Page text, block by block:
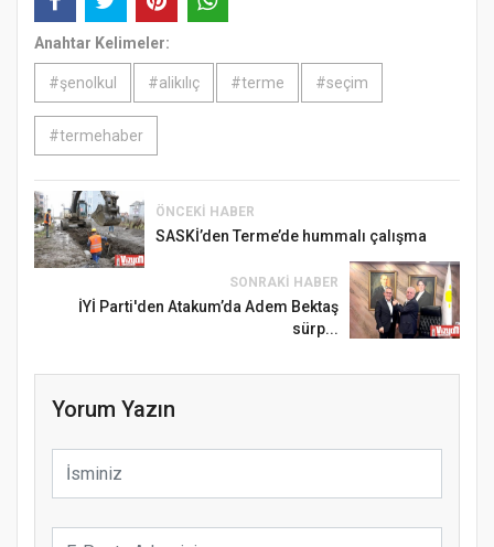
Anahtar Kelimeler:
#şenolkul #alikılıç #terme #seçim
#termehaber
ÖNCEKI HABER
SASKİ’den Terme’de hummalı çalışma
SONRAKI HABER
İYİ Parti'den Atakum’da Adem Bektaş
sürp...
Yorum Yazın